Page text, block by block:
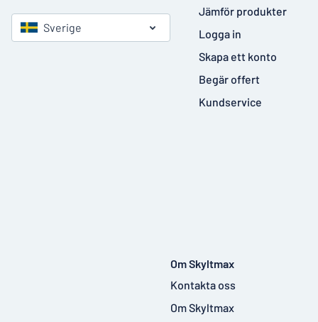
Sverige
Jämför produkter
Logga in
Skapa ett konto
Begär offert
Kundservice
Om Skyltmax
Kontakta oss
Om Skyltmax